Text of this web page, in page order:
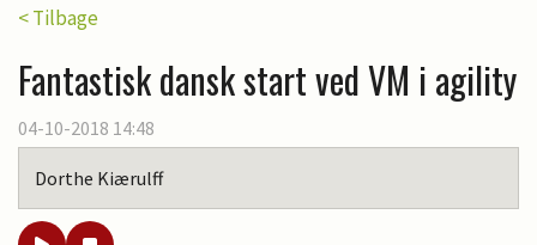
< Tilbage
Fantastisk dansk start ved VM i agility
04-10-2018 14:48
Dorthe Kiærulff